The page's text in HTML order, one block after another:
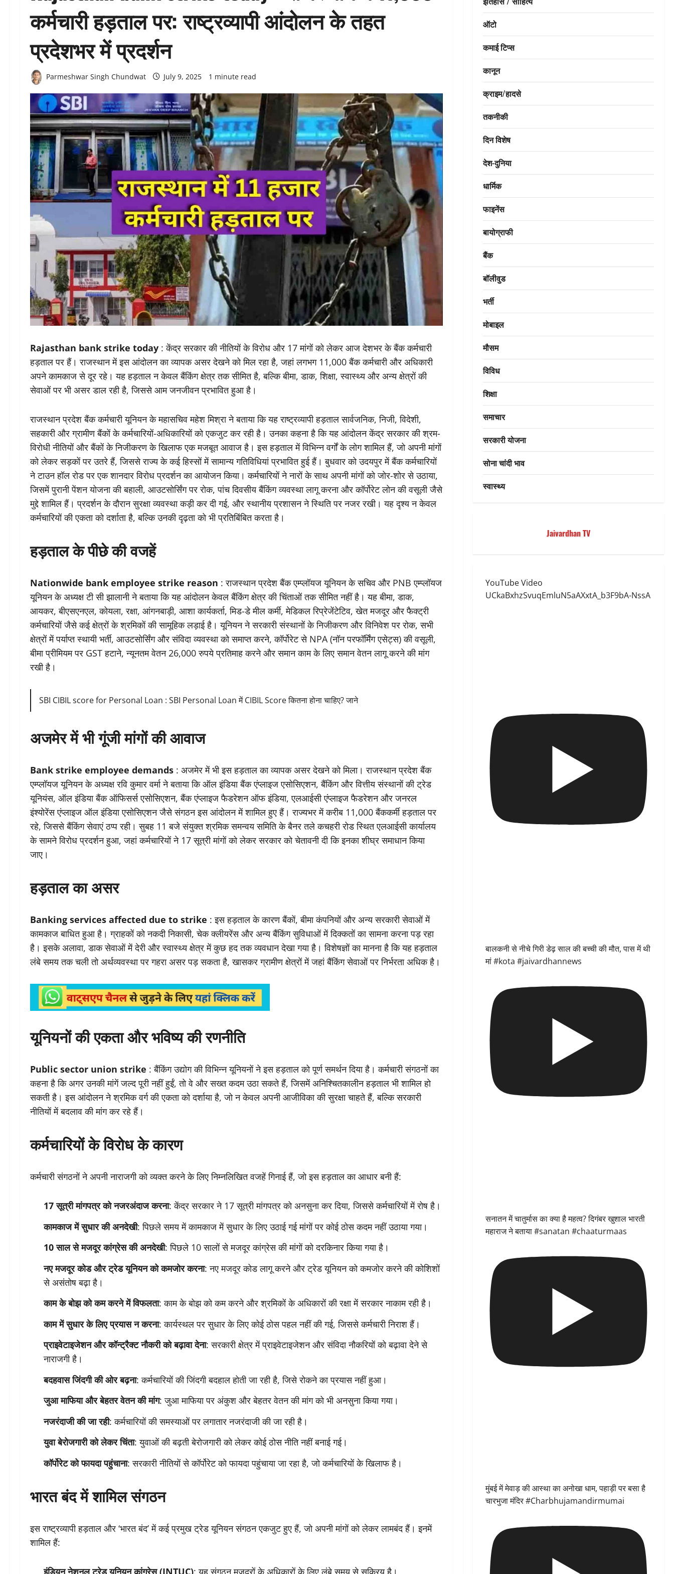
कर्मचारी हड़ताल पर: राष्ट्रव्यापी आंदोलन के तहत
प्रदेशभर में प्रदर्शन
Parmeshwar Singh Chundwat July 9, 2025 1 minute read
Rajasthan bank strike today : केंद्र सरकार की नीतियों के विरोध और 17 मांगों को लेकर आज देशभर के बैंक कर्मचारी
हड़ताल पर हैं। राजस्थान में इस आंदोलन का व्यापक असर देखने को मिल रहा है, जहां लगभग 11,000 बैंक कर्मचारी और अधिकारी
अपने कामकाज से दूर रहे। यह हड़ताल न केवल बैंकिंग क्षेत्र तक सीमित है, बल्कि बीमा, डाक, शिक्षा, स्वास्थ्य और अन्य क्षेत्रों की
सेवाओं पर भी असर डाल रही है, जिससे आम जनजीवन प्रभावित हुआ है।
राजस्थान प्रदेश बैंक कर्मचारी यूनियन के महासचिव महेश मिश्रा ने बताया कि यह राष्ट्रव्यापी हड़ताल सार्वजनिक, निजी, विदेशी,
सहकारी और ग्रामीण बैंकों के कर्मचारियों-अधिकारियों को एकजुट कर रही है। उनका कहना है कि यह आंदोलन केंद्र सरकार की श्रम-
विरोधी नीतियों और बैंकों के निजीकरण के खिलाफ एक मजबूत आवाज है। इस हड़ताल में विभिन्न वर्गों के लोग शामिल हैं, जो अपनी मांगों
को लेकर सड़कों पर उतरे हैं, जिससे राज्य के कई हिस्सों में सामान्य गतिविधियां प्रभावित हुई हैं। बुधवार को उदयपुर में बैंक कर्मचारियों
ने टाउन हॉल रोड पर एक शानदार विरोध प्रदर्शन का आयोजन किया। कर्मचारियों ने नारों के साथ अपनी मांगों को जोर-शोर से उठाया,
जिसमें पुरानी पेंशन योजना की बहाली, आउटसोर्सिंग पर रोक, पांच दिवसीय बैंकिंग व्यवस्था लागू करना और कॉर्पोरेट लोन की वसूली जैसे
मुद्दे शामिल हैं। प्रदर्शन के दौरान सुरक्षा व्यवस्था कड़ी कर दी गई, और स्थानीय प्रशासन ने स्थिति पर नजर रखी। यह दृश्य न केवल
कर्मचारियों की एकता को दर्शाता है, बल्कि उनकी दृढ़ता को भी प्रतिबिंबित करता है।
हड़ताल के पीछे की वजहें
Nationwide bank employee strike reason : राजस्थान प्रदेश बैंक एम्प्लॉयज यूनियन के सचिव और PNB एम्प्लॉयज
यूनियन के अध्यक्ष टी सी झालानी ने बताया कि यह आंदोलन केवल बैंकिंग क्षेत्र की चिंताओं तक सीमित नहीं है। यह बीमा, डाक,
आयकर, बीएसएनएल, कोयला, रक्षा, आंगनबाड़ी, आशा कार्यकर्ता, मिड-डे मील कर्मी, मेडिकल रिप्रेजेंटेटिव, खेत मजदूर और फैक्ट्री
कर्मचारियों जैसे कई क्षेत्रों के श्रमिकों की सामूहिक लड़ाई है। यूनियन ने सरकारी संस्थानों के निजीकरण और विनिवेश पर रोक, सभी
क्षेत्रों में पर्याप्त स्थायी भर्ती, आउटसोर्सिंग और संविदा व्यवस्था को समाप्त करने, कॉर्पोरेट से NPA (नॉन परफॉर्मिंग एसेट्स) की वसूली,
बीमा प्रीमियम पर GST हटाने, न्यूनतम वेतन 26,000 रुपये प्रतिमाह करने और समान काम के लिए समान वेतन लागू करने की मांग
रखी है।
SBI CIBIL score for Personal Loan : SBI Personal Loan में CIBIL Score कितना होना चाहिए? जाने
अजमेर में भी गूंजी मांगों की आवाज
Bank strike employee demands : अजमेर में भी इस हड़ताल का व्यापक असर देखने को मिला। राजस्थान प्रदेश बैंक
एम्प्लॉयज यूनियन के अध्यक्ष रवि कुमार वर्मा ने बताया कि ऑल इंडिया बैंक एंप्लाइज एसोसिएशन, बैंकिंग और वित्तीय संस्थानों की ट्रेड
यूनियंस, ऑल इंडिया बैंक ऑफिसर्स एसोसिएशन, बैंक एंप्लाइज फैडरेशन ऑफ इंडिया, एलआईसी एंप्लाइज फैडरेशन और जनरल
इंश्योरेंस एंप्लाइज ऑल इंडिया एसोसिएशन जैसे संगठन इस आंदोलन में शामिल हुए हैं। राज्यभर में करीब 11,000 बैंककर्मी हड़ताल पर
रहे, जिससे बैंकिंग सेवाएं ठप्प रही। सुबह 11 बजे संयुक्त श्रमिक समन्वय समिति के बैनर तले कचहरी रोड स्थित एलआईसी कार्यालय
के सामने विरोध प्रदर्शन हुआ, जहां कर्मचारियों ने 17 सूत्री मांगों को लेकर सरकार को चेतावनी दी कि इनका शीघ्र समाधान किया
जाए।
हड़ताल का असर
Banking services affected due to strike : इस हड़ताल के कारण बैंकों, बीमा कंपनियों और अन्य सरकारी सेवाओं में
कामकाज बाधित हुआ है। ग्राहकों को नकदी निकासी, चेक क्लीयरेंस और अन्य बैंकिंग सुविधाओं में दिक्कतों का सामना करना पड़ रहा
है। इसके अलावा, डाक सेवाओं में देरी और स्वास्थ्य क्षेत्र में कुछ हद तक व्यवधान देखा गया है। विशेषज्ञों का मानना है कि यह हड़ताल
लंबे समय तक चली तो अर्थव्यवस्था पर गहरा असर पड़ सकता है, खासकर ग्रामीण क्षेत्रों में जहां बैंकिंग सेवाओं पर निर्भरता अधिक है।
यूनियनों की एकता और भविष्य की रणनीति
Public sector union strike : बैंकिंग उद्योग की विभिन्न यूनियनों ने इस हड़ताल को पूर्ण समर्थन दिया है। कर्मचारी संगठनों का
कहना है कि अगर उनकी मांगें जल्द पूरी नहीं हुईं, तो वे और सख्त कदम उठा सकते हैं, जिसमें अनिश्चितकालीन हड़ताल भी शामिल हो
सकती है। इस आंदोलन ने श्रमिक वर्ग की एकता को दर्शाया है, जो न केवल अपनी आजीविका की सुरक्षा चाहते हैं, बल्कि सरकारी
नीतियों में बदलाव की मांग कर रहे हैं।
कर्मचारियों के विरोध के कारण
कर्मचारी संगठनों ने अपनी नाराजगी को व्यक्त करने के लिए निम्नलिखित वजहें गिनाई हैं, जो इस हड़ताल का आधार बनी हैं:
17 सूत्री मांगपत्र को नजरअंदाज करना: केंद्र सरकार ने 17 सूत्री मांगपत्र को अनसुना कर दिया, जिससे कर्मचारियों में रोष है।
कामकाज में सुधार की अनदेखी: पिछले समय में कामकाज में सुधार के लिए उठाई गई मांगों पर कोई ठोस कदम नहीं उठाया गया।
10 साल से मजदूर कांग्रेस की अनदेखी: पिछले 10 सालों से मजदूर कांग्रेस की मांगों को दरकिनार किया गया है।
नए मजदूर कोड और ट्रेड यूनियन को कमजोर करना: नए मजदूर कोड लागू करने और ट्रेड यूनियन को कमजोर करने की कोशिशों
से असंतोष बढ़ा है।
काम के बोझ को कम करने में विफलता: काम के बोझ को कम करने और श्रमिकों के अधिकारों की रक्षा में सरकार नाकाम रही है।
काम में सुधार के लिए प्रयास न करना: कार्यस्थल पर सुधार के लिए कोई ठोस पहल नहीं की गई, जिससे कर्मचारी निराश हैं।
प्राइवेटाइजेशन और कॉन्ट्रैक्ट नौकरी को बढ़ावा देना: सरकारी क्षेत्र में प्राइवेटाइजेशन और संविदा नौकरियों को बढ़ावा देने से
नाराजगी है।
बदहवास जिंदगी की ओर बढ़ना: कर्मचारियों की जिंदगी बदहाल होती जा रही है, जिसे रोकने का प्रयास नहीं हुआ।
जुआ माफिया और बेहतर वेतन की मांग: जुआ माफिया पर अंकुश और बेहतर वेतन की मांग को भी अनसुना किया गया।
नजरंदाजी की जा रही: कर्मचारियों की समस्याओं पर लगातार नजरंदाजी की जा रही है।
युवा बेरोजगारी को लेकर चिंता: युवाओं की बढ़ती बेरोजगारी को लेकर कोई ठोस नीति नहीं बनाई गई।
कॉर्पोरेट को फायदा पहुंचाना: सरकारी नीतियों से कॉर्पोरेट को फायदा पहुंचाया जा रहा है, जो कर्मचारियों के खिलाफ है।
भारत बंद में शामिल संगठन
इस राष्ट्रव्यापी हड़ताल और ‘भारत बंद’ में कई प्रमुख ट्रेड यूनियन संगठन एकजुट हुए हैं, जो अपनी मांगों को लेकर लामबंद हैं। इनमें
शामिल हैं:
इंडियन नेशनल ट्रेड यूनियन कांग्रेस (INTUC): यह संगठन मजदूरों के अधिकारों के लिए लंबे समय से सक्रिय है।
ऑटो
कमाई टिप्स
कानून
क्राइम/हादसे
तकनीकी
दिन विशेष
देश-दुनिया
धार्मिक
फाइनेंस
बायोग्राफी
बैंक
बॉलीवुड
भर्ती
मोबाइल
मौसम
विविध
शिक्षा
समाचार
सरकारी योजना
सोना चांदी भाव
स्वास्थ्य
Jaivardhan TV
YouTube Video
UCkaBxhzSvuqEmluN5aAXxtA_b3F9bA-NssA
बालकनी से नीचे गिरी डेढ़ साल की बच्ची की मौत, पास में थी
मां #kota #jaivardhannews
सनातन में चातुर्मास का क्या है महत्व? दिगंबर खुशाल भारती
महाराज ने बताया #sanatan #chaaturmaas
मुंबई में मेवाड़ की आस्था का अनोखा धाम, पहाड़ी पर बसा है
चारभुजा मंदिर #Charbhujamandirmumai